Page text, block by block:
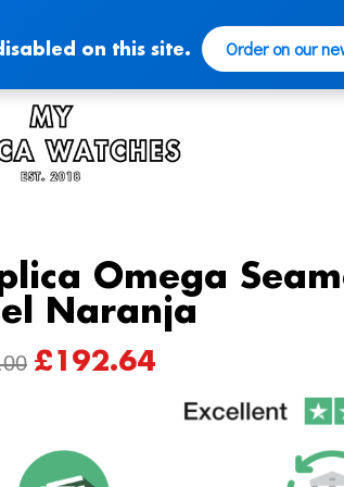
on this site. Order on our
Omega
Naranja
ORIGINAL
£301.00.
£192.64CURRENT